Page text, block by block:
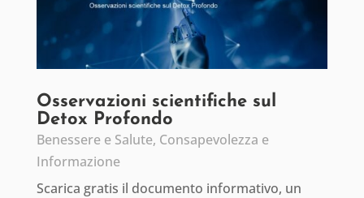
Osservazioni scientifiche sul
Detox Profondo
Benessere e Salute, Consapevolezza e
Informazione
Scarica gratis il documento informativo, un